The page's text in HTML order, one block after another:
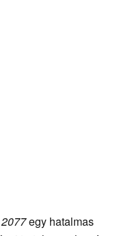
egy hatalmas